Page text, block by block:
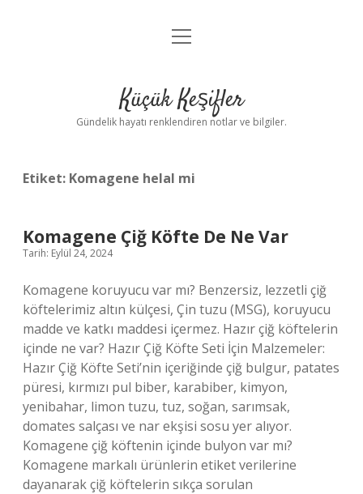
Anasayfa
Yasal Uyarı
menüyü
Küçük Keşifler
Gündelik hayatı renklendiren notlar ve bilgiler.
Etiket: Komagene helal mi
Komagene Çiğ Köfte De Ne Var
Tarih: Eylül 24, 2024
Komagene koruyucu var mı? Benzersiz, lezzetli çiğ
köftelerimiz altın külçesi, Çin tuzu (MSG), koruyucu
madde ve katkı maddesi içermez. Hazır çiğ köftelerin
içinde ne var? Hazır Çiğ Köfte Seti İçin Malzemeler:
Hazır Çiğ Köfte Seti’nin içeriğinde çiğ bulgur, patates
püresi, kırmızı pul biber, karabiber, kimyon,
yenibahar, limon tuzu, tuz, soğan, sarımsak,
domates salçası ve nar ekşisi sosu yer alıyor.
Komagene çiğ köftenin içinde bulyon var mı?
Komagene markalı ürünlerin etiket verilerine
dayanarak çiğ köftelerin sıkça sorulan